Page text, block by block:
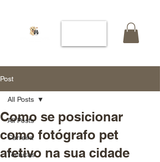
Post
All Posts
Carreira
Técnicas
All Posts
Como se posicionar
como fotógrafo pet
afetivo na sua cidade